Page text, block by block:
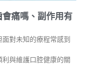
痛嗎、副作用有
對未知的療程常感到
與維護口腔健康的關